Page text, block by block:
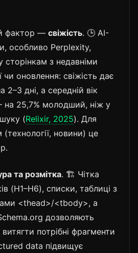
фактор — свіжість. 🕒 AI-
особливо Perplexity,
сторінкам з недавніми
чи оновлення: свіжість дає
2–3 дні, а середній вік
на 25,7% молодший, ніж у
(Relixir, 2025). Для
новини) це
та розмітка. 🏗️ Чітка
(H1–H6), списки, таблиці з
<thead>/<tbody>, а
дозволяють
потрібні фрагменти
data підвищує